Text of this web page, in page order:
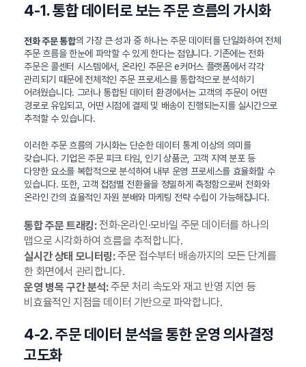
4-1. 통합 데이터로 보는 주문 흐름의 가시화
전화 주문 통합의 가장 큰 성과 중 하나는 주문 데이터를 단일화하여 전체
주문 흐름을 한눈에 파악할 수 있게 한다는 점입니다. 기존에는 전화
주문은 콜센터 시스템에서, 온라인 주문은 e커머스 플랫폼에서 각각
관리되기 때문에 전체적인 주문 프로세스를 통합적으로 분석하기
어려웠습니다. 그러나 통합된 데이터 환경에서는 고객의 주문이 어떤
경로로 유입되고, 어떤 시점에 결제 및 배송이 진행되는지를 실시간으로
추적할 수 있습니다.
이러한 주문 흐름의 가시화는 단순한 데이터 통계 이상의 의미를
갖습니다. 기업은 주문 피크 타임, 인기 상품군, 고객 지역 분포 등
다양한 요소를 복합적으로 분석하여 내부 운영 프로세스를 효율화할 수
있습니다. 또한, 고객 접점별 전환율을 정밀하게 측정함으로써 전화와
온라인 간의 효율적인 자원 분배와 마케팅 전략 수립이 가능해집니다.
통합 주문 트래킹:전화·온라인·모바일 주문 데이터를 하나의
맵으로 시각화하여 흐름을 추적합니다.
실시간 상태 모니터링:주문 접수부터 배송까지의 모든 단계를
한 화면에서 관리합니다.
운영 병목 구간 분석:주문 처리 속도와 재고 반영 지연 등
비효율적인 지점을 데이터 기반으로 파악합니다.
4-2. 주문 데이터 분석을 통한 운영 의사결정
고도화